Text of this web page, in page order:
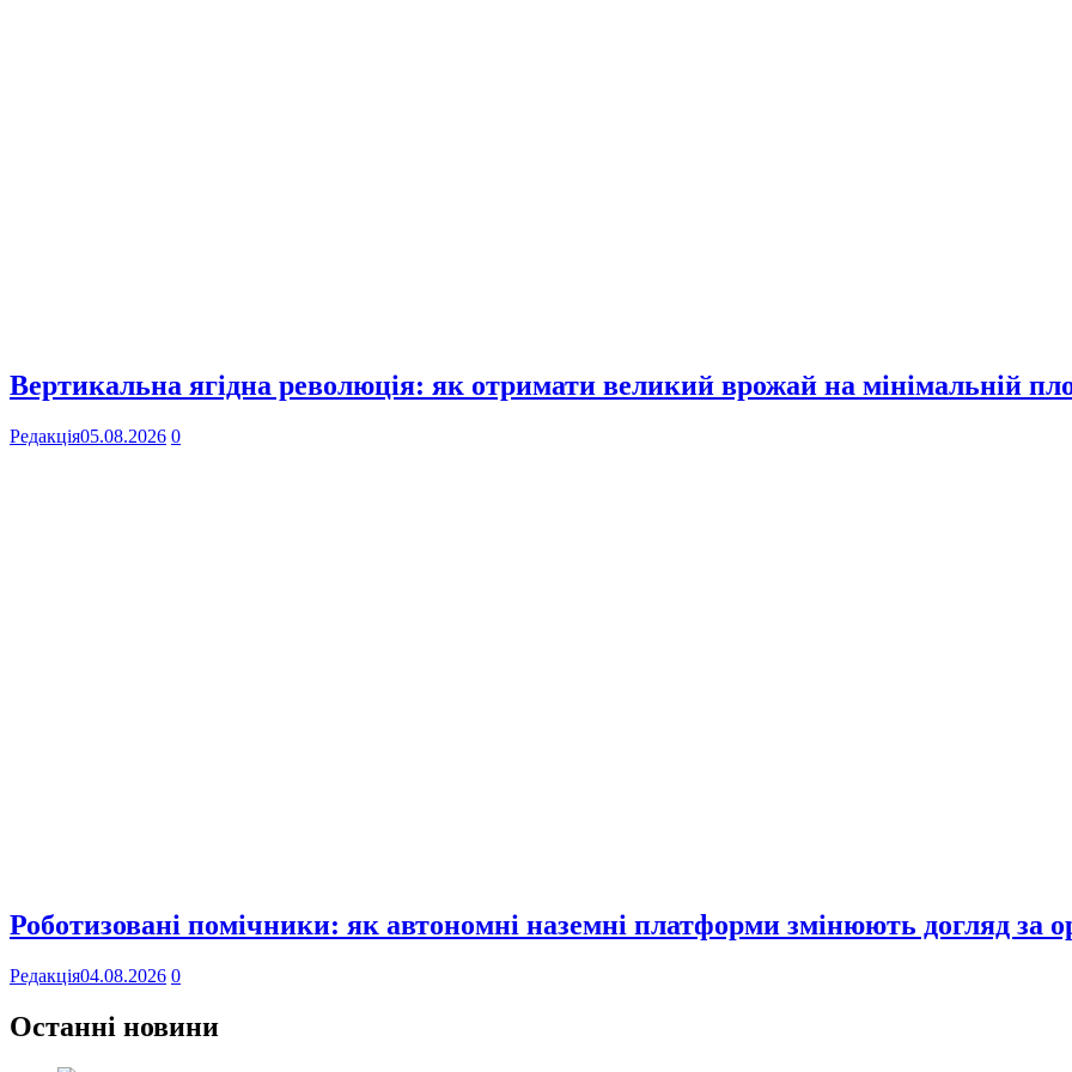
Вертикальна ягідна революція: як отримати великий врожай на мінімальній
Редакція05.08.2026 0
Роботизовані помічники: як автономні наземні платформи змінюють догляд за
Редакція04.08.2026 0
Останні новини